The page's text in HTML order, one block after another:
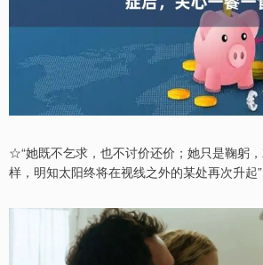
☆“她既不乞求，也不讨价还价；她只是鞠躬
样，明知太阳终将在视线之外的某处再次升起”